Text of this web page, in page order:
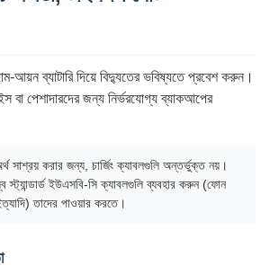
আয়ন ব্যাটারি দিয়ে বিদ্যুতের ভবিষ্যতে প্রবেশ করুন।
বা পেশাদারদের জন্য নির্ভরযোগ্য ব্যাকআপের
সাশ্রয় করার জন্য, চার্জিং ক্যাবলগুলি অন্তর্ভুক্ত নয়।
ইউএসবি-সি ক্যাবলগুলি ব্যবহার করুন (ফোন
তাদের পাওয়ার করতে।